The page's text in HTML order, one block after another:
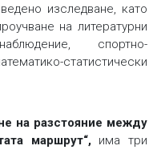
изследване, като
на литературни
спортно-
статистически
на разстояние между
маршрут“, има три